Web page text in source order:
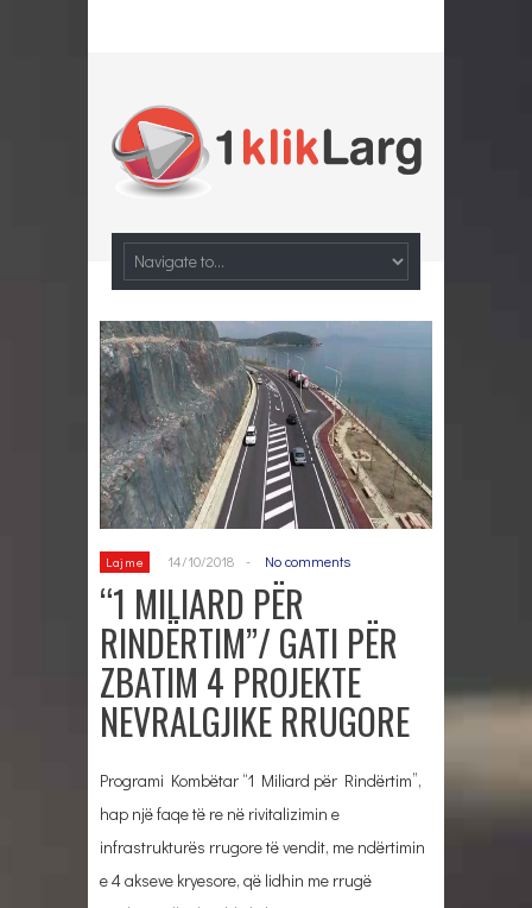
Lajme 14/10/2018 - No comments
“1 MILIARD PËR
RINDËRTIM”/ GATI PËR
ZBATIM 4 PROJEKTE
NEVRALGJIKE RRUGORE
Programi Kombëtar “1 Miliard për Rindërtim”,
hap një faqe të re në rivitalizimin e
infrastrukturës rrugore të vendit, me ndërtimin
e 4 akseve kryesore, që lidhin me rrugë